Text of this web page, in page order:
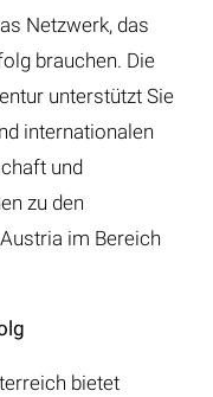
Netzwerk, das
brauchen. Die
unterstützt Sie
internationalen
und
zu den
im Bereich
bietet